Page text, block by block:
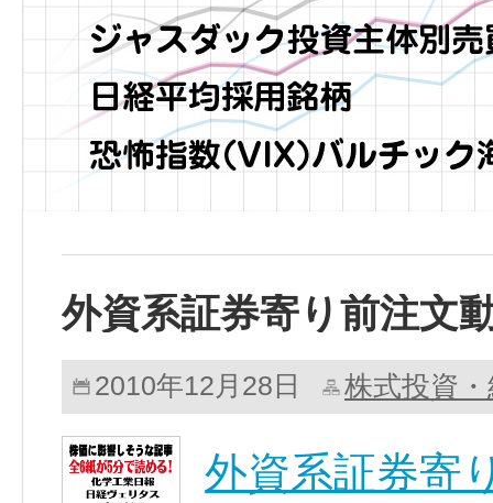
外資系証券寄り前注文
2010年12月28日 株式投資
外資系証券寄